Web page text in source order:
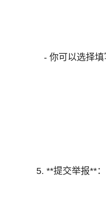
- 你可以选择填
5. **提交举报**：